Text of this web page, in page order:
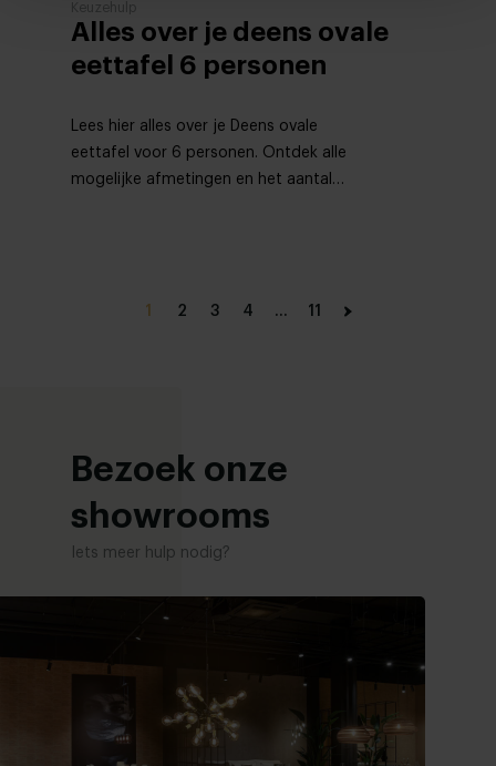
Keuzehulp
Alles over je deens ovale
eettafel 6 personen
Lees hier alles over je Deens ovale
eettafel voor 6 personen. Ontdek alle
mogelijke afmetingen en het aantal
1 2 3 4 ... 11
Bezoek onze
showrooms
Iets meer hulp nodig?